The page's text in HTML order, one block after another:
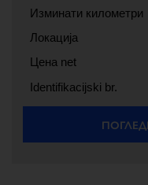
Изминати километри
Локација
Цена net
Identifikacijski br.